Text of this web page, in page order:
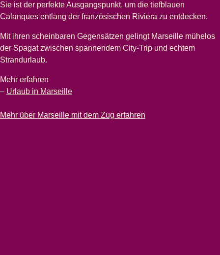
Sie ist der perfekte Ausgangspunkt, um die tiefblauen
Calanques entlang der französischen Riviera zu entdecken.
Mit ihren scheinbaren Gegensätzen gelingt Marseille mühelos
der Spagat zwischen spannendem City-Trip und echtem
Strandurlaub.
Mehr erfahren
– Urlaub in Marseille
Mehr über Marseille mit dem Zug erfahren
-Städtetrip nach Marseille